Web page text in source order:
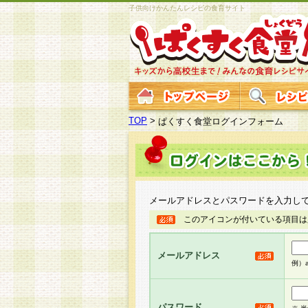
子供向けかんたんレシピの食育サイト
TOP >ぱくすく食堂ログインフォーム
メールアドレスとパスワードを入力し
このアイコンが付いている項目
メールアドレス
例）